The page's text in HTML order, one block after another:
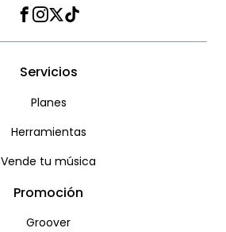
Facebook
Instagram
Twitter
TikTok
Servicios
Planes
Herramientas
Vende tu música
Promoción
Groover